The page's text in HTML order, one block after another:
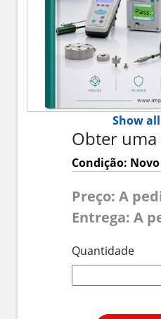
Show
Obter uma
Condição:
Preço: A
Entrega: A
Quantidade